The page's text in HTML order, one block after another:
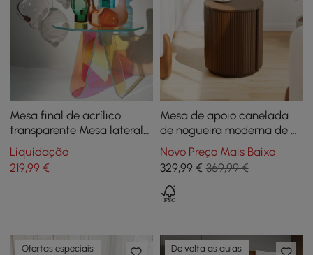
Mesa final de acrílico
transparente Mesa lateral
redonda transparente
Mesa lateral moderna
iridescente
Liquidação
219,99 €
Mesa de apoio canelada
de nogueira moderna de 41
cm com arrumação
Novo Preço Mais Baixo
329,99€ 369,99 €
Ofertas especiais De volta às aulas